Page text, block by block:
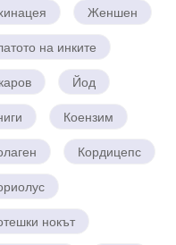
Женшен
на инките
Йод
Коензим
Кордицепс
нокът